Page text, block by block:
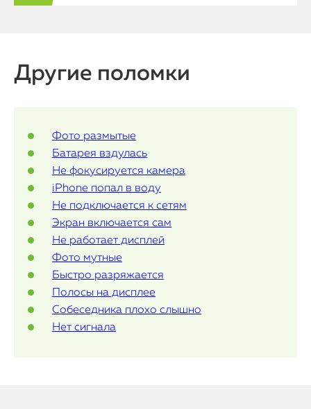
Mac Mini
О нас
Контакты
Статьи
Другие поломки
Фото размытые
Батарея вздулась
Не фокусируется камера
iPhone попал в воду
Не подключается к сетям
Экран включается сам
Не работает дисплей
Фото мутные
Быстро разряжается
Полосы на дисплее
Собеседника плохо слышно
Нет сигнала